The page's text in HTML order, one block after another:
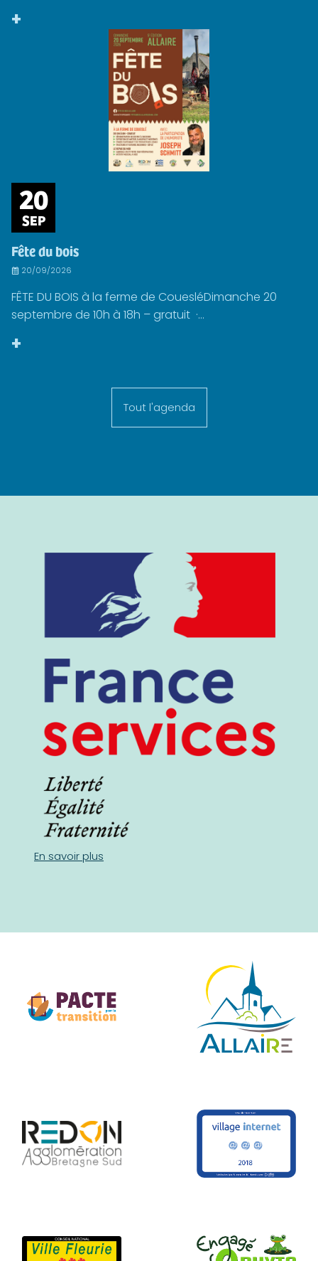
+
20
SEP
Fête du bois
20/09/2026
FÊTE DU BOIS à la ferme de CouesléDimanche 20
septembre de 10h à 18h – gratuit ·...
+
Tout l'agenda
En savoir plus